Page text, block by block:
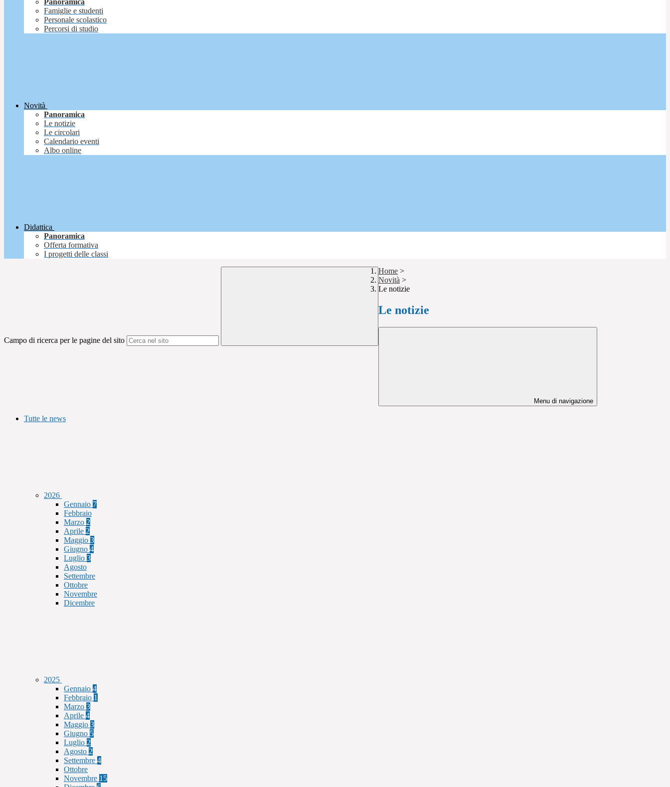
Panoramica
Famiglie e studenti
Personale scolastico
Percorsi di studio
Novità
Panoramica
Le notizie
Le circolari
Calendario eventi
Albo online
Didattica
Panoramica
Offerta formativa
I progetti delle classi
Campo di ricerca per le pagine del sito
Home >
Novità >
Le notizie
Le notizie
Menu di navigazione
Tutte le news
2026
Gennaio 7
Febbraio
Marzo 2
Aprile 2
Maggio 3
Giugno 4
Luglio 3
Agosto
Settembre
Ottobre
Novembre
Dicembre
2025
Gennaio 4
Febbraio 1
Marzo 3
Aprile 4
Maggio 3
Giugno 5
Luglio 2
Agosto 2
Settembre 4
Ottobre
Novembre 15